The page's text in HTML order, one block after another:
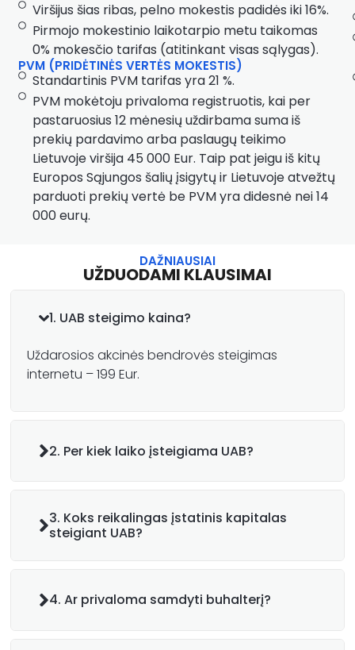
Viršijus šias ribas, pelno mokestis padidės iki 16%.
Pirmojo mokestinio laikotarpio metu taikomas
0% mokesčio tarifas (atitinkant visas sąlygas).
PVM (PRIDĖTINĖS VERTĖS MOKESTIS)
Standartinis PVM tarifas yra 21 %.
PVM mokėtoju privaloma registruotis, kai per
pastaruosius 12 mėnesių uždirbama suma iš
prekių pardavimo arba paslaugų teikimo
Lietuvoje viršija 45 000 Eur. Taip pat jeigu iš kitų
Europos Sąjungos šalių įsigytų ir Lietuvoje atvežtų
parduoti prekių vertė be PVM yra didesnė nei 14
000 eurų.
DAŽNIAUSIAI
UŽDUODAMI KLAUSIMAI
1. UAB steigimo kaina?
Uždarosios akcinės bendrovės steigimas
internetu – 199 Eur.
2. Per kiek laiko įsteigiama UAB?
3. Koks reikalingas įstatinis kapitalas
steigiant UAB?
4. Ar privaloma samdyti buhalterį?